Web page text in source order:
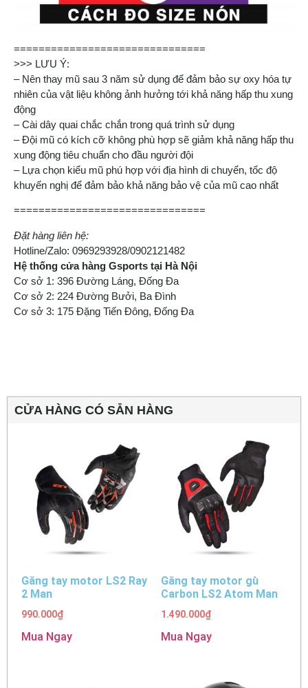
===============================
>>> LƯU Ý:
– Nên thay mũ sau 3 năm sử dụng để đảm bảo sự oxy hóa tự
nhiên của vật liệu không ảnh hưởng tới khả năng hấp thu xung
động
– Cài dây quai chắc chắn trong quá trình sử dụng
– Đội mũ có kích cỡ không phù hợp sẽ giảm khả năng hấp thu
xung động tiêu chuẩn cho đầu người đội
– Lựa chọn kiểu mũ phú hợp với địa hình di chuyển, tốc độ
khuyến nghị để đảm bảo khả năng bảo vệ của mũ cao nhất
===============================
Đặt hàng liên hệ:
Hotline/Zalo: 0969293928/0902121482
Hệ thống cửa hàng Gsports tại Hà Nội
Cơ sở 1: 396 Đường Láng, Đống Đa
Cơ sở 2: 224 Đường Bưởi, Ba Đình
Cơ sở 3: 175 Đặng Tiến Đông, Đống Đa
CỬA HÀNG CÓ SẴN HÀNG
Găng tay motor LS2 Ray
2 Man
990.000₫
Mua Ngay
Găng tay motor gù
Carbon LS2 Atom Man
1.490.000₫
Mua Ngay